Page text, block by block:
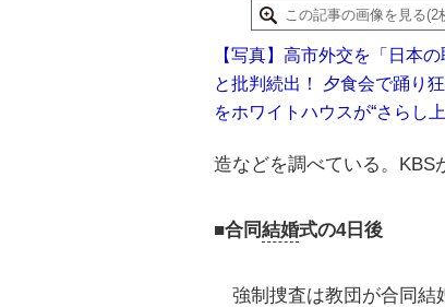
この記事の画像を見る(2
【写真】高市外交を「日本
と批判続出！ 夕食会で踊り
をホワイトハウスが“さらし
造などを調べている。KBS
■合同結婚式の4日後
強制捜査は教団が合同結